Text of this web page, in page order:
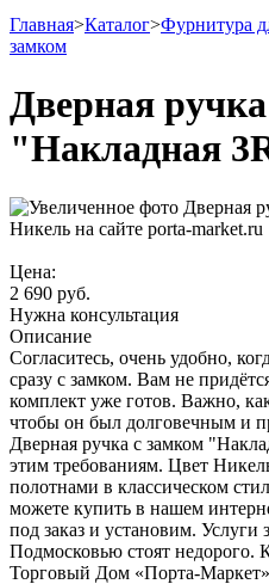
Главная>Каталог>Фурнитура
замком
Дверная
"Накладная
Цена:
2 690 руб.
Нужна консультация
Описание
Согласитесь, очень удобно,
сразу с замком. Вам не
комплект уже готов. Важно,
чтобы он был долговечным и
Дверная ручка с замком
этим требованиям. Цвет
полотнами в классическом
можете купить в нашем
под заказ и установим.
Подмосковью стоят недорого.
Торговый Дом «Порта-Маркет»